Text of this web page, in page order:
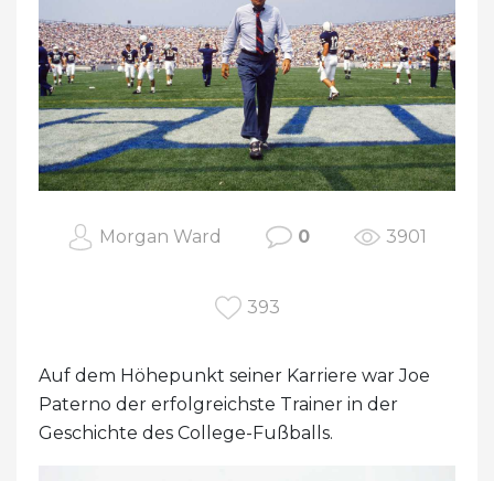
Morgan Ward 0 3901
393
Auf dem Höhepunkt seiner Karriere war Joe
Paterno der erfolgreichste Trainer in der
Geschichte des College-Fußballs.